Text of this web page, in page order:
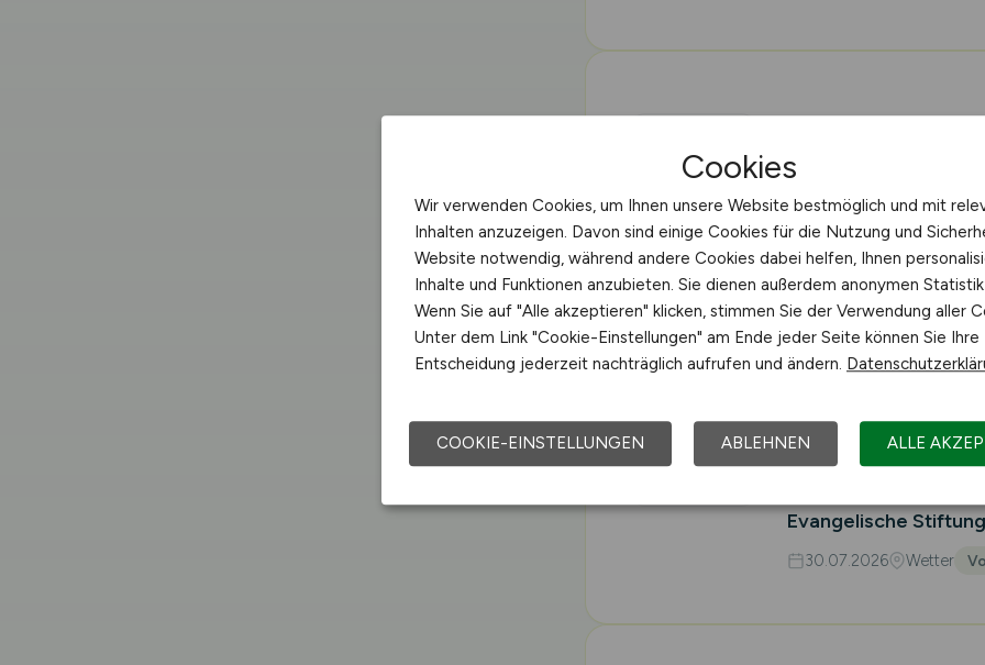
Verkäufer
(m/w/d)
REWE Dortmund SE &
31.07.2026 Dortmund
Ausbilder im
Evangelische
30.07.2026 Wetter
Cookies
Wir verwenden Cookies, um Ihnen unsere Website bestmöglich und mit
Inhalten anzuzeigen. Davon sind einige Cookies für die Nutzung und
Website notwendig, während andere Cookies dabei helfen, Ihnen
Inhalte und Funktionen anzubieten. Sie dienen außerdem anonymen
Wenn Sie auf "Alle akzeptieren" klicken, stimmen Sie der Verwendung aller
Unter dem Link "Cookie-Einstellungen" am Ende jeder Seite können Sie Ihre
Entscheidung jederzeit nachträglich aufrufen und ändern.
COOKIE-EINSTELLUNGEN ABLEHNEN ALLE